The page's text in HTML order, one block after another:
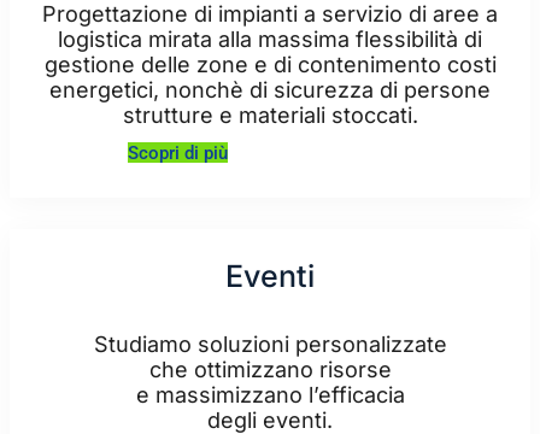
Progettazione di impianti a servizio di aree a
logistica mirata alla massima flessibilità di
gestione delle zone e di contenimento costi
energetici, nonchè di sicurezza di persone
strutture e materiali stoccati.
Scopri di più
Eventi
Studiamo soluzioni personalizzate
che ottimizzano risorse
e massimizzano l’efficacia
degli eventi.